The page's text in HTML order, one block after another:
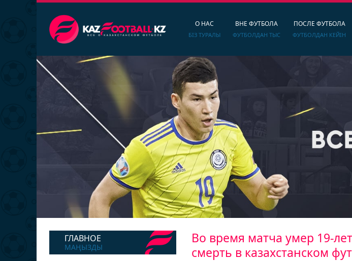
О НАС
БІЗ ТУРАЛЫ
ВНЕ ФУТБОЛА
ФУТБОЛДАН ТЫС
ПОСЛЕ ФУТБОЛА
ФУТБОЛДАН КЕЙІН
ГЛАВНОЕ
МАҢЫЗДЫ
Во время матча умер 19-
смерть в казахстанском